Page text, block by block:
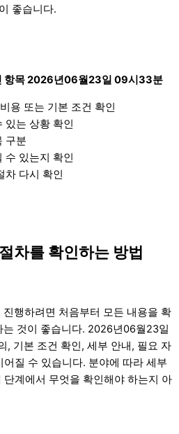
좋습니다.
항목 2026년06월23일 09시33분
용 또는 기본 조건 확인
있는 상황 확인
구분
수 있는지 확인
차 다시 확인
차를 확인하는 방법
행하려면 처음부터 모든 내용을 확
것이 좋습니다. 2026년06월23일
, 기본 조건 확인, 세부 안내, 필요 자
질 수 있습니다. 분야에 따라 세부
계에서 무엇을 확인해야 하는지 아